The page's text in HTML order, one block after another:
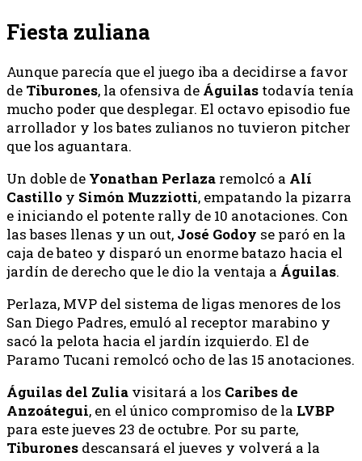
Fiesta zuliana
Aunque parecía que el juego iba a decidirse a favor
de Tiburones, la ofensiva de Águilas todavía tenía
mucho poder que desplegar. El octavo episodio fue
arrollador y los bates zulianos no tuvieron pitcher
que los aguantara.
Un doble de Yonathan Perlaza remolcó a Alí
Castillo y Simón Muzziotti, empatando la pizarra
e iniciando el potente rally de 10 anotaciones. Con
las bases llenas y un out, José Godoy se paró en la
caja de bateo y disparó un enorme batazo hacia el
jardín de derecho que le dio la ventaja a Águilas.
Perlaza, MVP del sistema de ligas menores de los
San Diego Padres, emuló al receptor marabino y
sacó la pelota hacia el jardín izquierdo. El de
Paramo Tucani remolcó ocho de las 15 anotaciones.
Águilas del Zulia visitará a los Caribes de
Anzoátegui, en el único compromiso de la LVBP
para este jueves 23 de octubre. Por su parte,
Tiburones descansará el jueves y volverá a la